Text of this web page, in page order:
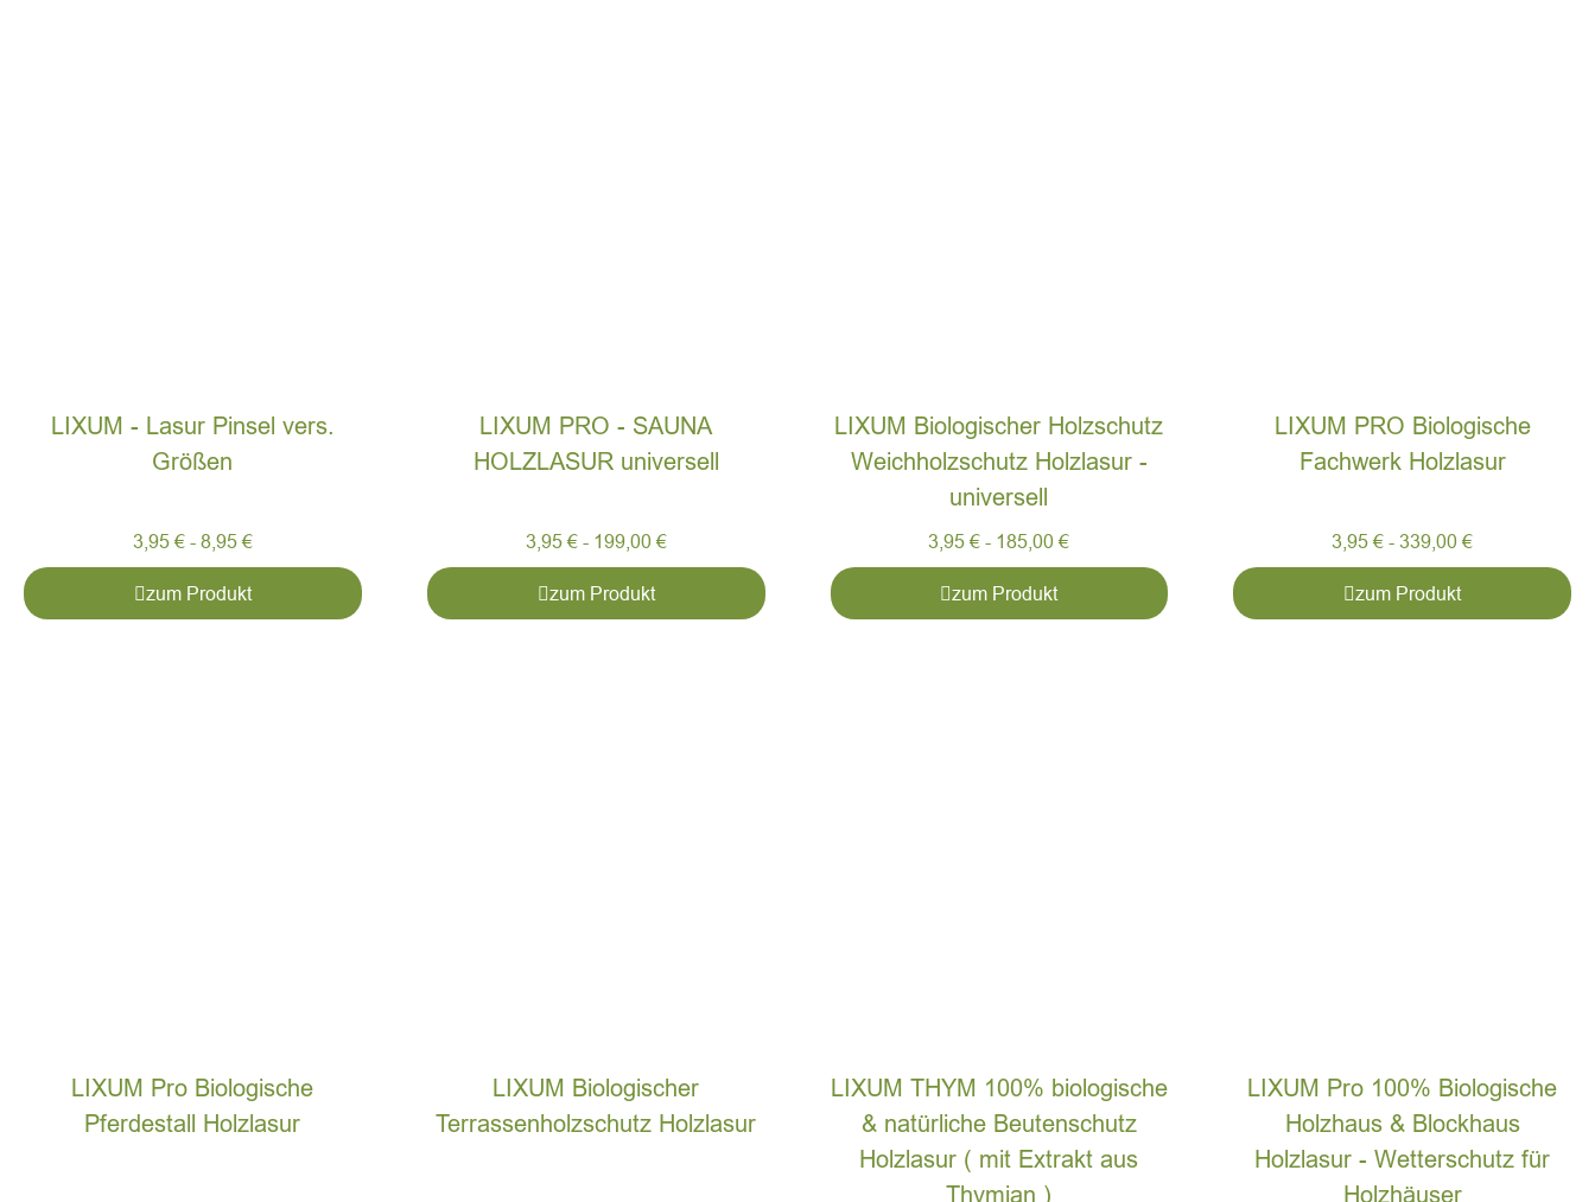
LIXUM - Lasur Pinsel vers.
Größen
3,95 € - 8,95 €
zum Produkt
LIXUM PRO - SAUNA
HOLZLASUR universell
3,95 € - 199,00 €
zum Produkt
LIXUM Biologischer Holzschutz
Weichholzschutz Holzlasur -
universell
3,95€ - 185,00€
zum Produkt
LIXUM PRO Biologische
Fachwerk Holzlasur
3,95€ -339,00€
zum Produkt
LIXUM Pro Biologische
Pferdestall Holzlasur
LIXUM Biologischer
Terrassenholzschutz Holzlasur
LIXUM THYM 100% biologische
& natürliche Beutenschutz
Holzlasur ( mit Extrakt aus
Thymian )
LIXUM Pro 100% Biologische
Holzhaus & Blockhaus
Holzlasur - Wetterschutz für
Holzhäuser